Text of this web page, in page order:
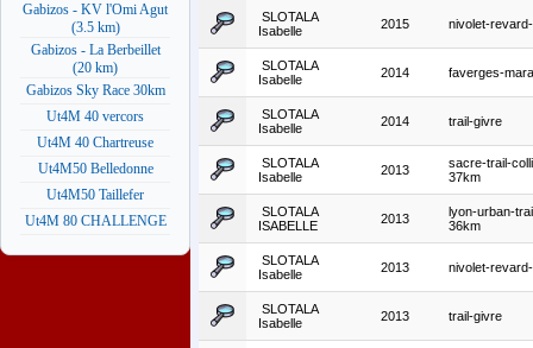
Gabizos - KV l'Omi Agut
(3.5 km)
Gabizos - La Berbeillet
(20 km)
Gabizos Sky Race 30km
Ut4M 40 vercors
Ut4M 40 Chartreuse
Ut4M50 Belledonne
Ut4M50 Taillefer
Ut4M 80 CHALLENGE
SLOTALA
Isabelle
2015 nivolet-
SLOTALA
Isabelle
2014 faverges-
SLOTALA
Isabelle
2014 trail-givre
SLOTALA
Isabelle
2013
sacre-trail-
37km
SLOTALA
ISABELLE
2013
lyon-urban-
36km
SLOTALA
Isabelle
2013 nivolet-
SLOTALA
Isabelle
2013 trail-givre